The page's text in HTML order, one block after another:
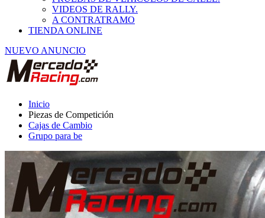
A CONTRATRAMO
TIENDA ONLINE
NUEVO ANUNCIO
Piezas de Competición
Cajas de Cambio
Grupo para be